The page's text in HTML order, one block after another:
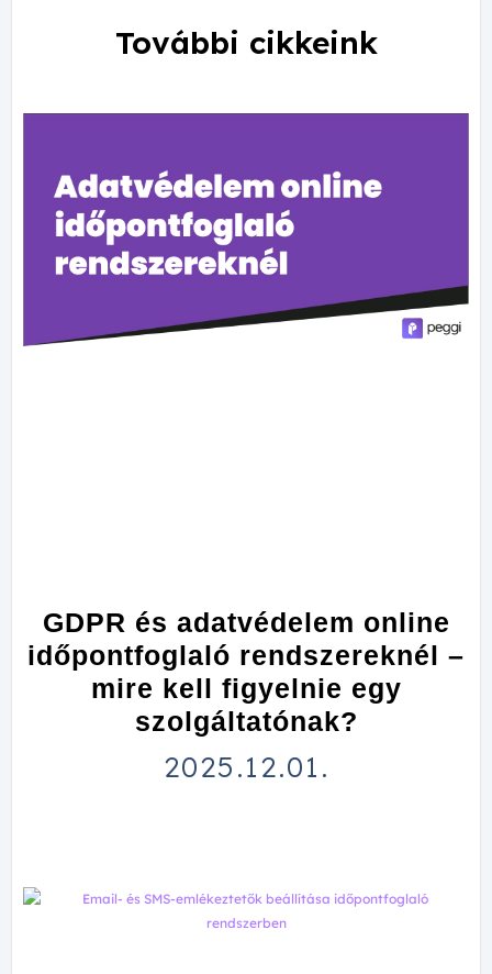
További cikkeink
GDPR és adatvédelem online
időpontfoglaló rendszereknél –
mire kell figyelnie egy
szolgáltatónak?
2025.12.01.